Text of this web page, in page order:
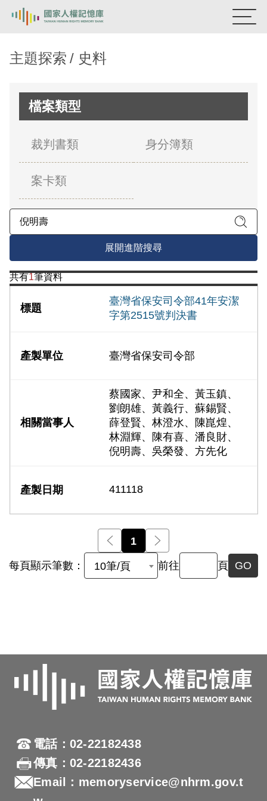
新生訓導處
關於我們
意見信箱
主題探索 史料
檔案類型
裁判書類 身分簿類
案卡類
展開進階搜尋
共有1筆資料
臺灣省保安司令部41年安潔
字第2515號判決書
臺灣省保安司令部
蔡國家、尹和全、黃玉鎮、
劉朗雄、黃義行、蘇錫賢、
薛登賢、林澄水、陳崑煌、
林淵輝、陳有喜、潘良財、
倪明壽、吳榮發、方先化
411118
前一頁
1
每頁顯示筆數： 10筆/頁 前往 頁 GO
電話：02-22182438
傳真：02-22182436
Email：memoryservice@nhrm.gov.t